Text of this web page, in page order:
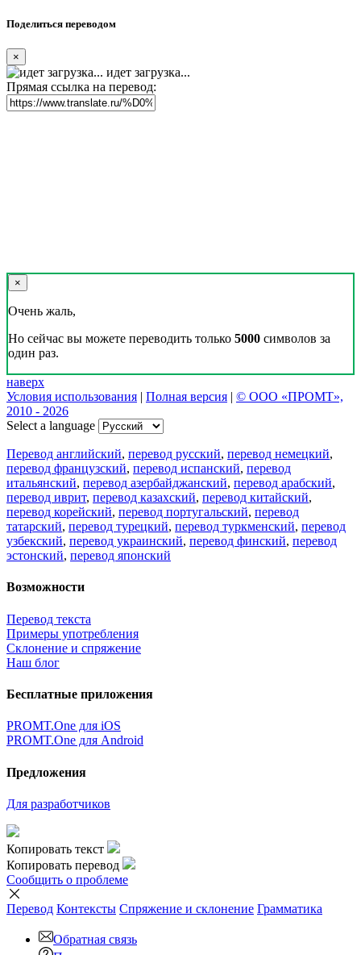
Поделиться переводом
×
идет загрузка...
Прямая ссылка на перевод:
×
Очень жаль,
Но сейчас вы можете переводить только 5000 символов за
один раз.
наверх
Условия использования | Полная версия | © ООО «ПРОМТ»,
2010 - 2026
Select a language
Перевод английский, перевод русский, перевод немецкий,
перевод французский, перевод испанский, перевод
итальянский, перевод азербайджанский, перевод арабский,
перевод иврит, перевод казахский, перевод китайский,
перевод корейский, перевод португальский, перевод
татарский, перевод турецкий, перевод туркменский, перевод
узбекский, перевод украинский, перевод финский, перевод
эстонский, перевод японский
Возможности
Перевод текста
Примеры употребления
Склонение и спряжение
Наш блог
Бесплатные приложения
PROMT.One для iOS
PROMT.One для Android
Предложения
Для разработчиков
Копировать текст
Копировать перевод
Сообщить о проблеме
Перевод Контексты Спряжение и склонение Грамматика
Обратная связь